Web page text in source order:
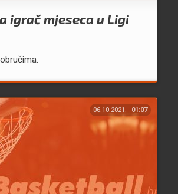
igrač mjeseca u Ligi
06.10.2021. 01:07